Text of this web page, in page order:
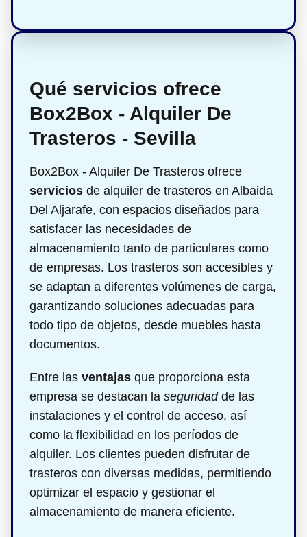
Qué servicios ofrece
Box2Box - Alquiler De
Trasteros - Sevilla
Box2Box - Alquiler De Trasteros ofrece
servicios de alquiler de trasteros en Albaida
Del Aljarafe, con espacios diseñados para
satisfacer las necesidades de
almacenamiento tanto de particulares como
de empresas. Los trasteros son accesibles y
se adaptan a diferentes volúmenes de carga,
garantizando soluciones adecuadas para
todo tipo de objetos, desde muebles hasta
documentos.
Entre las ventajas que proporciona esta
empresa se destacan la seguridadde las
instalaciones y el control de acceso, así
como la flexibilidad en los períodos de
alquiler. Los clientes pueden disfrutar de
trasteros con diversas medidas, permitiendo
optimizar el espacio y gestionar el
almacenamiento de manera eficiente.